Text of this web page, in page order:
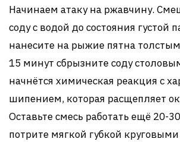
Начинаем атаку на ржавчину.
соду с водой до состояния густой
нанесите на рыжие пятна
15 минут сбрызните соду
начнётся химическая реакция с
шипением, которая расщепляет
Оставьте смесь работать ещё 20-
потрите мягкой губкой